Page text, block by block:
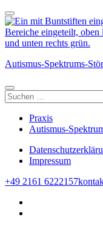
Zum
Inhalt
springen
(Enter
Autismus-Spektrums-
Suchen
nach:
Praxis
Autismus-
Impressum
+49 2161 6222157